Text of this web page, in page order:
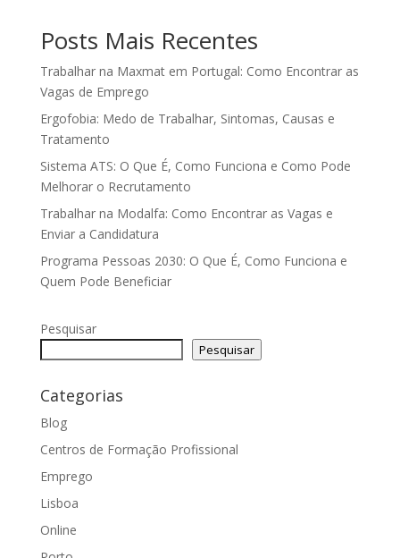
Posts Mais Recentes
Trabalhar na Maxmat em Portugal: Como Encontrar as
Vagas de Emprego
Ergofobia: Medo de Trabalhar, Sintomas, Causas e
Tratamento
Sistema ATS: O Que É, Como Funciona e Como Pode
Melhorar o Recrutamento
Trabalhar na Modalfa: Como Encontrar as Vagas e
Enviar a Candidatura
Programa Pessoas 2030: O Que É, Como Funciona e
Quem Pode Beneficiar
Pesquisar
Pesquisar
Categorias
Blog
Centros de Formação Profissional
Emprego
Lisboa
Online